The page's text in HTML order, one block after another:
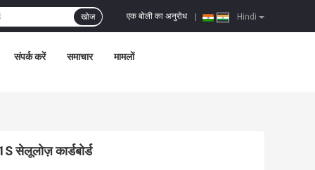
Hindi
एक बोली का अनुरोध
खोज
संपर्क करें समाचार मामलों
सेलूलोज़ कार्डबोर्ड